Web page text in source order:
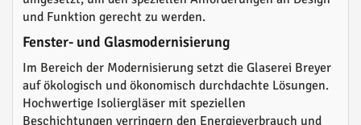
und Funktion gerecht zu werden.
Fenster- und Glasmodernisierung
Im Bereich der Modernisierung setzt die Glaserei Breyer
auf ökologisch und ökonomisch durchdachte Lösungen.
Hochwertige Isoliergläser mit speziellen
Beschichtungen verringern den Energieverbrauch und